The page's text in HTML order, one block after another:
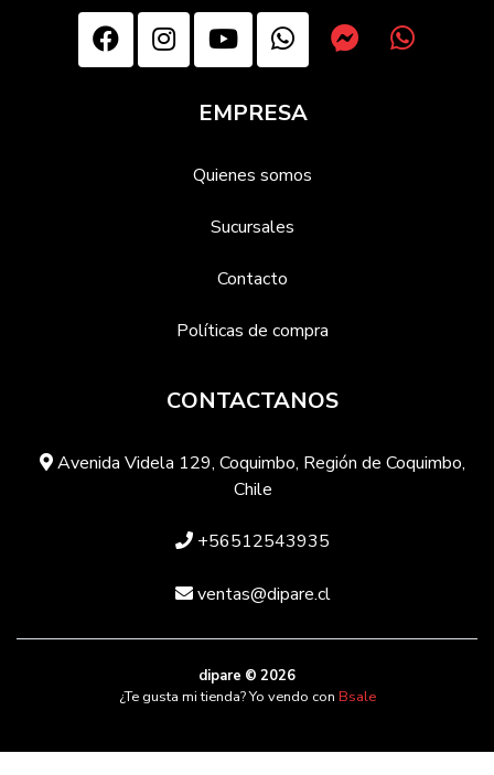
EMPRESA
Quienes somos
Sucursales
Contacto
Políticas de compra
CONTACTANOS
Avenida Videla 129, Coquimbo, Región de Coquimbo,
Chile
+56512543935
ventas@dipare.cl
dipare © 2026
¿Te gusta mi tienda? Yo vendo con Bsale